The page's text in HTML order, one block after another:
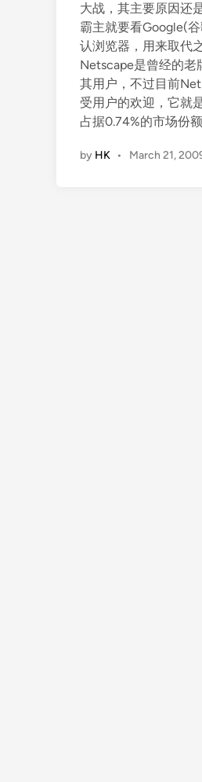
大战，其主要原因还
霸主就要看Google(
认浏览器，用来取代
Netscape是曾经的老
其用户，不过目前
受用户的欢迎，它就
占据0.74%的市场份
by HK • March 21,